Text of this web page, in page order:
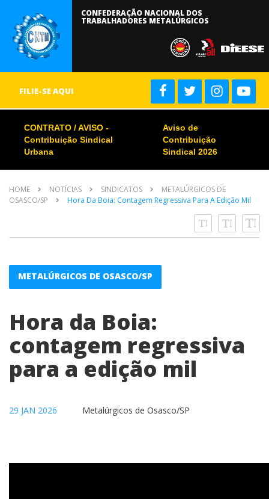
CONFEDERAÇÃO NACIONAL DOS
TRABALHADORES METALÚRGICOS
FILIE-SE AQUI
CONTRATO / AVISO -
Contribuição Sindical
Urbana
Aviso de
Contribuição
Sindical 2026
HOME NOTÍCIAS SINDICATOS
METALÚRGICOS DE
OSASCO/SP
Hora Da Boia: Contagem Regressiva Para A Edição Mil
METALÚRGICOS DE OSASCO/SP
Hora da Boia:
contagem regressiva
para a edição mil
29 JAN 2026 Metalúrgicos de Osasco/SP